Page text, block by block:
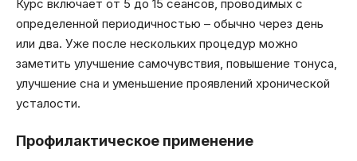
Курс включает от 5 до 15 сеансов, проводимых с
определенной периодичностью – обычно через день
или два. Уже после нескольких процедур можно
заметить улучшение самочувствия, повышение тонуса,
улучшение сна и уменьшение проявлений хронической
усталости.
Профилактическое применение